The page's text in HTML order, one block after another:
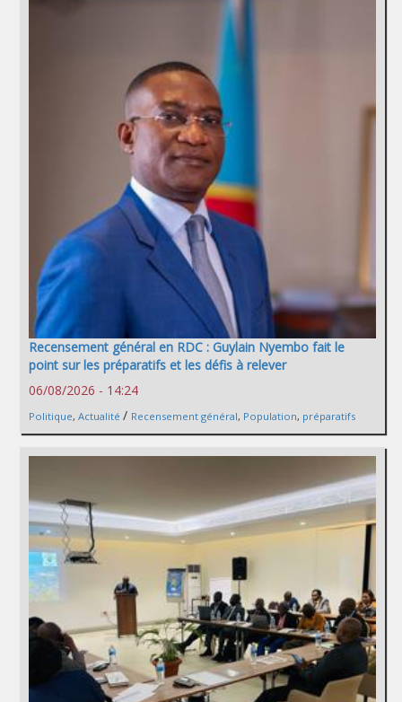
Recensement général en RDC : Guylain Nyembo fait le
point sur les préparatifs et les défis à relever
06/08/2026 - 14:24
Politique, Actualité / Recensement général, Population, préparatifs